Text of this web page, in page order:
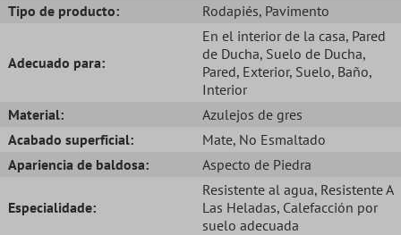
Tipo de producto:
Rodapiés, Pavimento
Adecuado para:
En el interior de la casa, Pared
de Ducha, Suelo de Ducha,
Pared, Exterior, Suelo, Baño,
Interior
Material:
Azulejos de gres
Acabado superficial:
Mate, No Esmaltado
Apariencia de baldosa:
Aspecto de Piedra
Especialidade:
Resistente al agua, Resistente A
Las Heladas, Calefacción por
suelo adecuada